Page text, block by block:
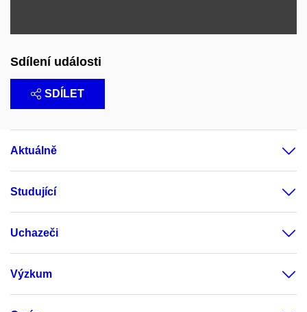
Sdílení události
SDÍLET
Aktuálně
Studující
Uchazeči
Výzkum